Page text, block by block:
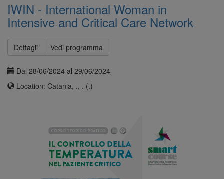
IWIN - International Woman in
Intensive and Critical Care Network
Dettagli Vedi programma
Dal 28/06/2024 al 29/06/2024
Location: Catania, ., . (.)